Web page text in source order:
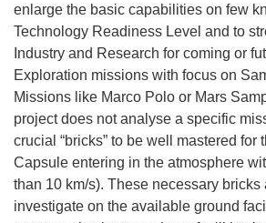
enlarge the basic capabilities on few
Technology Readiness Level and to
Industry and Research for coming or
Exploration missions with focus on
Missions like Marco Polo or Mars
project does not analyse a specific
crucial “bricks” to be well mastered for
Capsule entering in the atmosphere
than 10 km/s). These necessary bricks
investigate on the available ground